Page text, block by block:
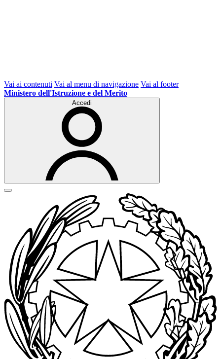
Vai ai contenuti Vai al menu di navigazione Vai al footer
Ministero dell'Istruzione e del Merito
Accedi